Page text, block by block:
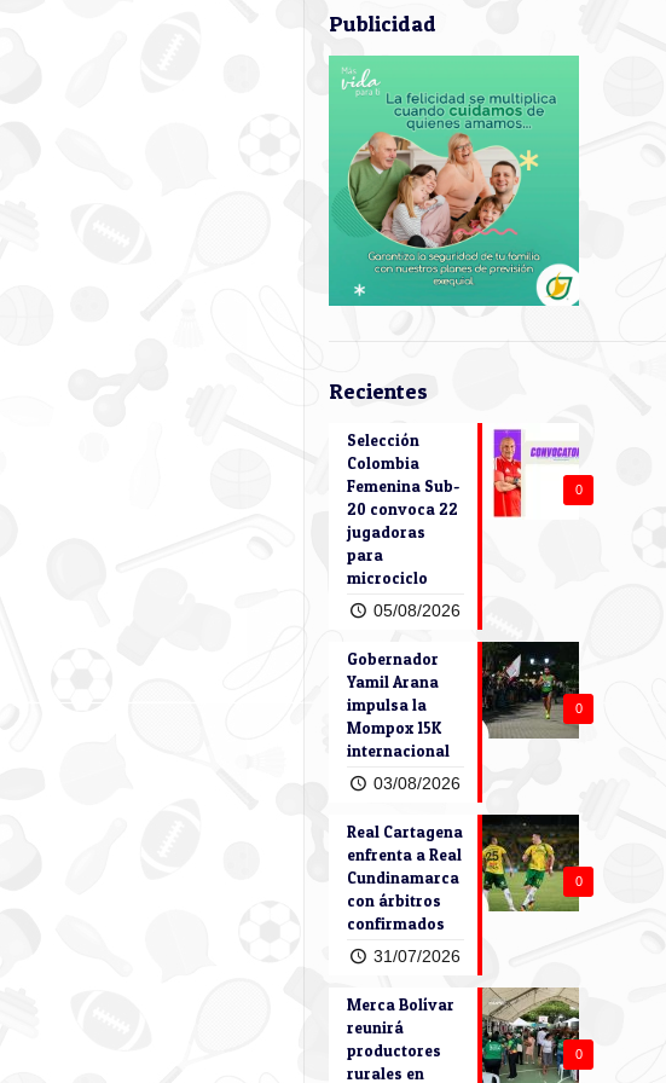
Publicidad
Recientes
0
Selección
Colombia
Femenina Sub-
20 convoca 22
jugadoras
para
microciclo
05/08/2026
0
Gobernador
Yamil Arana
impulsa la
Mompox 15K
internacional
03/08/2026
0
Real Cartagena
enfrenta a Real
Cundinamarca
con árbitros
confirmados
31/07/2026
0
Merca Bolívar
reunirá
productores
rurales en